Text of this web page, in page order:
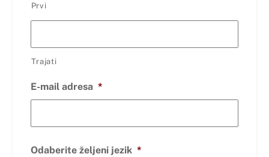
Prvi
Trajati
E-mail adresa *
Odaberite željeni jezik *